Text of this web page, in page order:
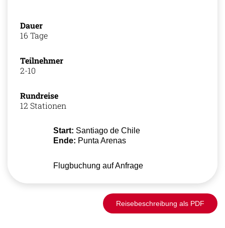
Dauer
16 Tage
Teilnehmer
2-10
Rundreise
12 Stationen
Start: Santiago de Chile
Ende: Punta Arenas
Flugbuchung auf Anfrage
Reisebeschreibung als PDF